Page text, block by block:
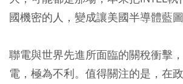
國機密的人，變成讓美國半導體藍圖
聯電與世界先進所面臨的關稅衝擊
電，極為不利。值得關注的是，在